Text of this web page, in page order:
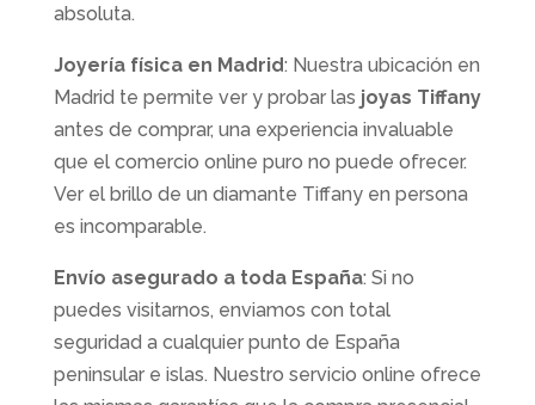
absoluta.
Joyería física en Madrid: Nuestra ubicación en
Madrid te permite ver y probar las joyas Tiffany
antes de comprar, una experiencia invaluable
que el comercio online puro no puede ofrecer.
Ver el brillo de un diamante Tiffany en persona
es incomparable.
Envío asegurado a toda España: Si no
puedes visitarnos, enviamos con total
seguridad a cualquier punto de España
peninsular e islas. Nuestro servicio online ofrece